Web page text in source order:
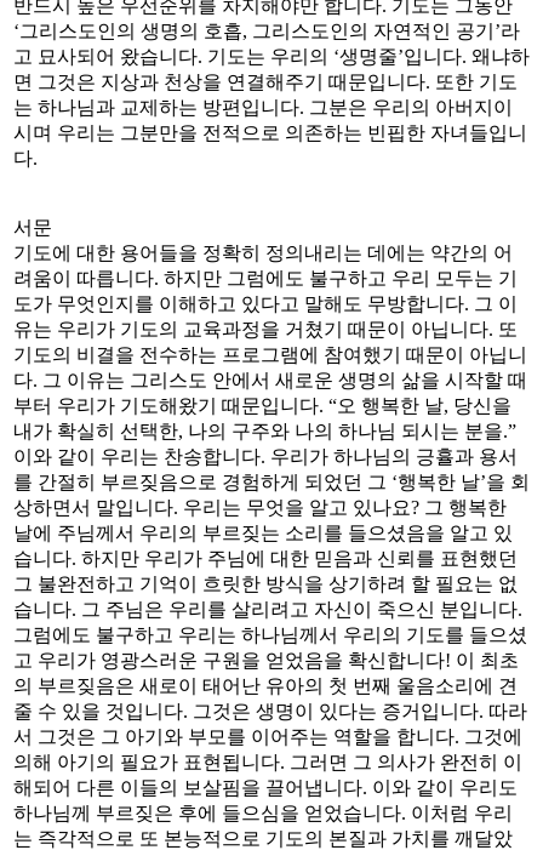
반드시 높은 우선순위를 차지해야만 합니다. 기도는 그동안
‘그리스도인의 생명의 호흡, 그리스도인의 자연적인 공기’라
고 묘사되어 왔습니다. 기도는 우리의 ‘생명줄’입니다. 왜냐하
면 그것은 지상과 천상을 연결해주기 때문입니다. 또한 기도
는 하나님과 교제하는 방편입니다. 그분은 우리의 아버지이
시며 우리는 그분만을 전적으로 의존하는 빈핍한 자녀들입니
다.
서문
기도에 대한 용어들을 정확히 정의내리는 데에는 약간의 어
려움이 따릅니다. 하지만 그럼에도 불구하고 우리 모두는 기
도가 무엇인지를 이해하고 있다고 말해도 무방합니다. 그 이
유는 우리가 기도의 교육과정을 거쳤기 때문이 아닙니다. 또
기도의 비결을 전수하는 프로그램에 참여했기 때문이 아닙니
다. 그 이유는 그리스도 안에서 새로운 생명의 삶을 시작할 때
부터 우리가 기도해왔기 때문입니다. “오 행복한 날, 당신을
내가 확실히 선택한, 나의 구주와 나의 하나님 되시는 분을.”
이와 같이 우리는 찬송합니다. 우리가 하나님의 긍휼과 용서
를 간절히 부르짖음으로 경험하게 되었던 그 ‘행복한 날’을 회
상하면서 말입니다. 우리는 무엇을 알고 있나요? 그 행복한
날에 주님께서 우리의 부르짖는 소리를 들으셨음을 알고 있
습니다. 하지만 우리가 주님에 대한 믿음과 신뢰를 표현했던
그 불완전하고 기억이 흐릿한 방식을 상기하려 할 필요는 없
습니다. 그 주님은 우리를 살리려고 자신이 죽으신 분입니다.
그럼에도 불구하고 우리는 하나님께서 우리의 기도를 들으셨
고 우리가 영광스러운 구원을 얻었음을 확신합니다! 이 최초
의 부르짖음은 새로이 태어난 유아의 첫 번째 울음소리에 견
줄 수 있을 것입니다. 그것은 생명이 있다는 증거입니다. 따라
서 그것은 그 아기와 부모를 이어주는 역할을 합니다. 그것에
의해 아기의 필요가 표현됩니다. 그러면 그 의사가 완전히 이
해되어 다른 이들의 보살핌을 끌어냅니다. 이와 같이 우리도
하나님께 부르짖은 후에 들으심을 얻었습니다. 이처럼 우리
는 즉각적으로 또 본능적으로 기도의 본질과 가치를 깨달았